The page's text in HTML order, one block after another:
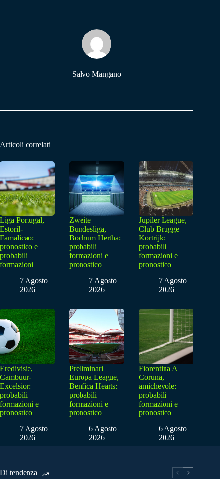
pp m
Salvo Mangano
Articoli correlati
Liga Portugal,
Estoril-
Famalicao:
pronostico e
probabili
formazioni
7 Agosto
2026
Zweite
Bundesliga,
Bochum Hertha:
probabili
formazioni e
pronostico
7 Agosto
2026
Jupiler League,
Club Brugge
Kortrijk:
probabili
formazioni e
pronostico
7 Agosto
2026
Eredivisie,
Cambuur-
Excelsior:
probabili
formazioni e
pronostico
7 Agosto
2026
Preliminari
Europa League,
Benfica Hearts:
probabili
formazioni e
pronostico
6 Agosto
2026
Fiorentina A
Coruna,
amichevole:
probabili
formazioni e
pronostico
6 Agosto
2026
Di tendenza